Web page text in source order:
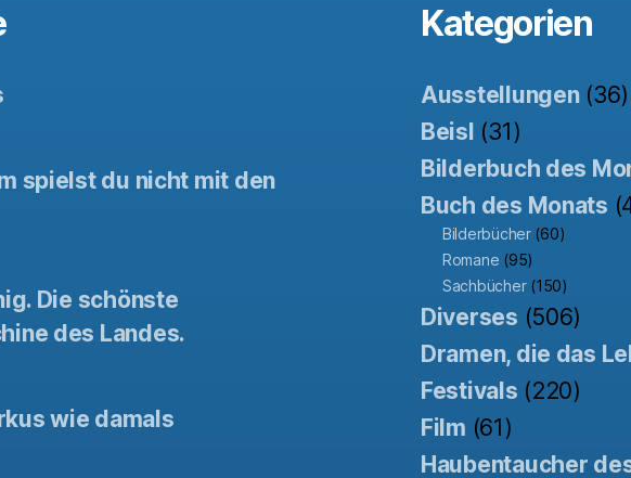
spielst du nicht mit den
Die schönste
des Landes.
wie damals
Kategorien
Ausstellungen(36)
Beisl (31)
Bilderbuch des
Buch des Monats
Bilderbücher(60)
Romane (95)
Sachbücher(150)
Diverses (506)
Dramen, die das
Festivals (220)
Film (61)
Haubentaucher